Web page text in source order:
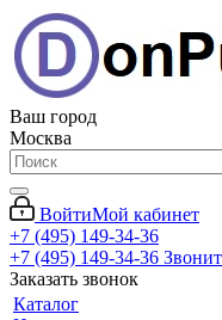
Ваш город
Москва
ВойтиМой кабинет
+7 (495) 149-34-36
+7 (495) 149-34-36
Заказать звонок
Каталог